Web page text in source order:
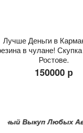
Лучше Деньги в
в чулане!
Ростове.
150000 р
Выкуп Любых